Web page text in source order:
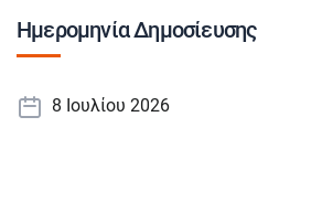
Ημερομηνία Δημοσίευσης
8 Ιουλίου 2026